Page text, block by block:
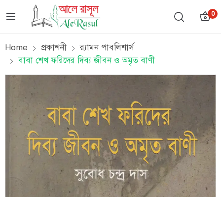
0
Home প্রকাশনী
র‌্যামন পাবলিশার্স
বাবা শেখ ফরিদের দিব্য জীবন ও অমৃত বাণী